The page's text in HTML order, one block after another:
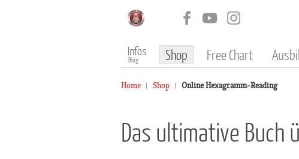
Infos
Blog Shop Free Chart
Home Shop Online Hexagramm-Reading
Das ultimative Buch